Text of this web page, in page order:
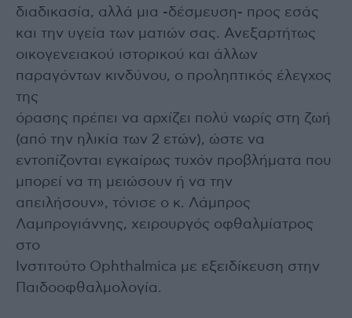
διαδικασία, αλλά μια -δέσμευση- προς εσάς
και την υγεία των ματιών σας. Ανεξαρτήτως
οικογενειακού ιστορικού και άλλων
παραγόντων κινδύνου, ο προληπτικός έλεγχος
της
όρασης πρέπει να αρχίζει πολύ νωρίς στη ζωή
(από την ηλικία των 2 ετών), ώστε να
εντοπίζονται εγκαίρως τυχόν προβλήματα που
μπορεί να τη μειώσουν ή να την
απειλήσουν», τόνισε ο κ. Λάμπρος
Λαμπρογιάννης, χειρουργός οφθαλμίατρος
στο
Ινστιτούτο Ophthalmica με εξειδίκευση στην
Παιδοοφθαλμολογία.